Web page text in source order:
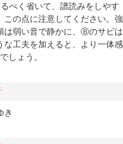
べく省いて、譜読みをしやす
この点に注意してください。強
は弱い音で静かに、Ⓑのサビは
工夫を加えると、より一体感
しょう。
き